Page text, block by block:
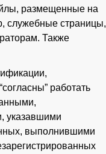
размещенные на
служебные страницы,
Также
работать
указавшими
выполнившими